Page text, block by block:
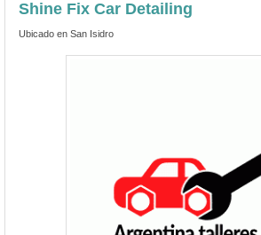
Shine Fix Car Detailing
Ubicado en San Isidro